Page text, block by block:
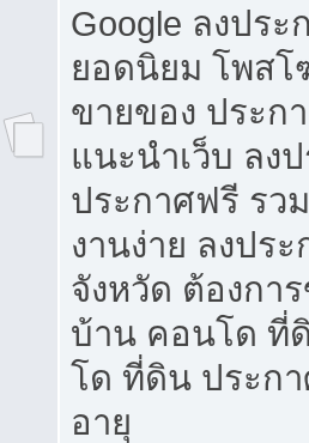
Google ลงประ
ยอดนิยม โพส
ขายของ ประก
แนะนำเว็บ ลง
ประกาศฟรี รว
งานง่าย ลงปร
จังหวัด ต้องกา
บ้าน คอนโด ที่
โด ที่ดิน ประก
อายุ